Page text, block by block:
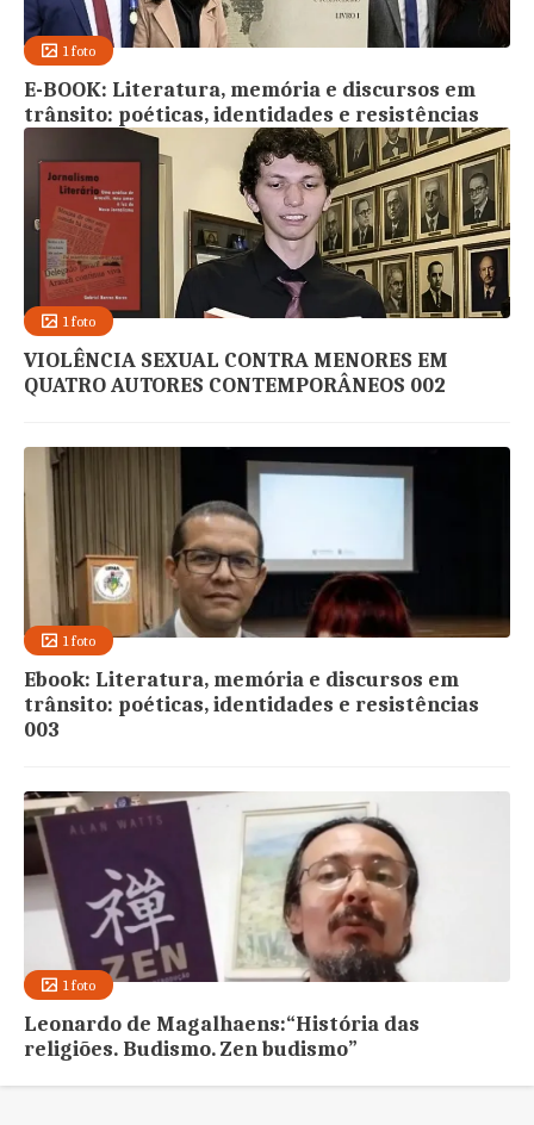
1 foto
E-BOOK: Literatura, memória e discursos em
trânsito: poéticas, identidades e resistências
1 foto
VIOLÊNCIA SEXUAL CONTRA MENORES EM
QUATRO AUTORES CONTEMPORÂNEOS 002
1 foto
Ebook: Literatura, memória e discursos em
trânsito: poéticas, identidades e resistências
003
1 foto
Leonardo de Magalhaens:“História das
religiões. Budismo. Zen budismo”